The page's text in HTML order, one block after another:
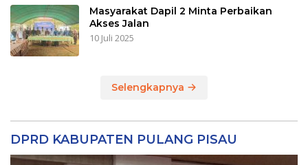
Masyarakat Dapil 2 Minta Perbaikan
Akses Jalan
10 Juli 2025
Selengkapnya
DPRD KABUPATEN PULANG PISAU